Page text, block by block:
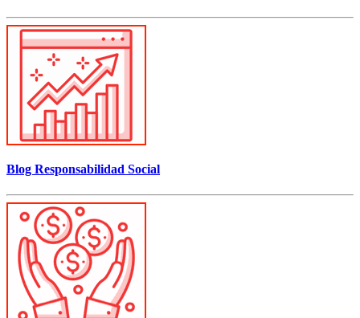
Blog Responsabilidad Social